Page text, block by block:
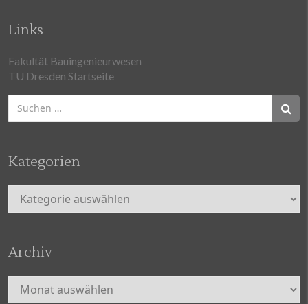
Links
Fakultät Bauingenieurwesen
TU Dresden Startseite
Suchen
nach:
Kategorien
Kategorien
Archiv
Archiv